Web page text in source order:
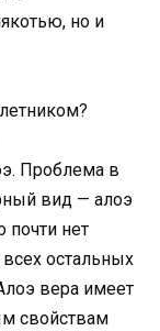
но и
Проблема в
вид — алоэ
почти нет
остальных
вера имеет
свойствам